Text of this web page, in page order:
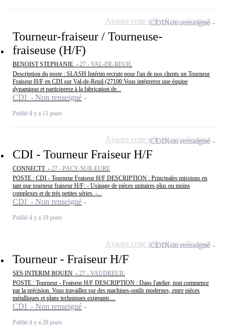
Tourneur-fraiseur / Tourneuse-
fraiseuse (H/F)
BENOIST STEPHANIE - 27 - VAL-DE-REUIL
Description du poste : SLASH Intérim recrute pour l'un de nos clients un Tourneur
Fraiseur H/F en CDI sur Val-de-Reuil (27100 Vous intégrerez une équipe
dynamique et participerez à la fabrication de...
CDI - Non renseigné
Publié il y a 11 jours
CDINon renseigné
Ajouter cette offre à ma sélection
CDI - Tourneur Fraiseur H/F
CONNECTT - 27 - PACY-SUR-EURE
POSTE : CDI - Tourneur Fraiseur H/F DESCRIPTION : Principales missions en
tant que tourneur fraiseur H/F: - Usinage de pièces unitaires plus ou moins
complexes et de très petites séries. -...
CDI - Non renseigné
Publié il y a 19 jours
CDINon renseigné
Ajouter cette offre à ma sélection
Tourneur - Fraiseur H/F
SES INTERIM ROUEN - 27 - VAUDREUIL
POSTE : Tourneur - Fraiseur H/F DESCRIPTION : Dans l'atelier, tout commence
par la précision. Vous travaillez sur des machines-outils modernes, entre pièces
métalliques et plans techniques exigeants....
CDI - Non renseigné
Publié il y a 28 jours
CDINon renseigné
Ajouter cette offre à ma sélection